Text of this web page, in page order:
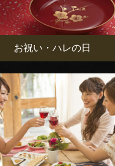
お祝い・ハレの日